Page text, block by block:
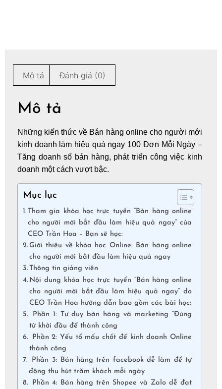
Mô tả Đánh giá (0)
Mô tả
Những kiến thức về Bán hàng online cho người mới
kinh doanh làm hiệu quả ngay 100 Đơn Mỗi Ngày –
Tăng doanh số bán hàng, phát triển công việc kinh
doanh một cách vượt bậc.
Mục lục
Tham gia khóa học trực tuyến “Bán hàng online
cho người mới bắt đầu làm hiệu quả ngay” của
CEO Trần Hoa – Bạn sẽ học:
Giới thiệu về khóa học Online: Bán hàng online
cho người mới bắt đầu làm hiệu quả ngay
Thông tin giảng viên
Nội dung khóa học trực tuyến “Bán hàng online
cho người mới bắt đầu làm hiệu quả ngay” do
CEO Trần Hoa hướng dẫn bao gồm các bài học:
Phần 1: Tư duy bán hàng và marketing “Đúng
từ khởi đầu để thành công
Phần 2: Yếu tố mấu chốt để kinh doanh Online
thành công
Phần 3: Bán hàng trên facebook dễ làm để tự
động thu hút trăm khách mỗi ngày
Phần 4: Bán hàng trên Shopee và Zalo dễ đạt